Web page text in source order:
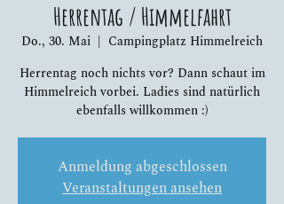
Herrentag / Himmelfahrt
Do., 30. Mai
  |
Campingplatz Himmelreich
Herrentag noch nichts vor? Dann schaut im
Himmelreich vorbei. Ladies sind natürlich
ebenfalls willkommen :)
Anmeldung abgeschlossen
Veranstaltungen ansehen